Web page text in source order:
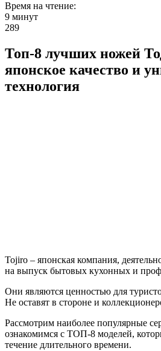
Время на чтение:
9 минут
289
Топ-8 лучших ножей
японское качество и
технология
Tojiro – японская компания,
на выпуск бытовых кухонных и
Они являются ценностью для
Не оставят в стороне и
Рассмотрим наиболее популярные
ознакомимся с ТОП-8 моделей,
течение длительного времени.